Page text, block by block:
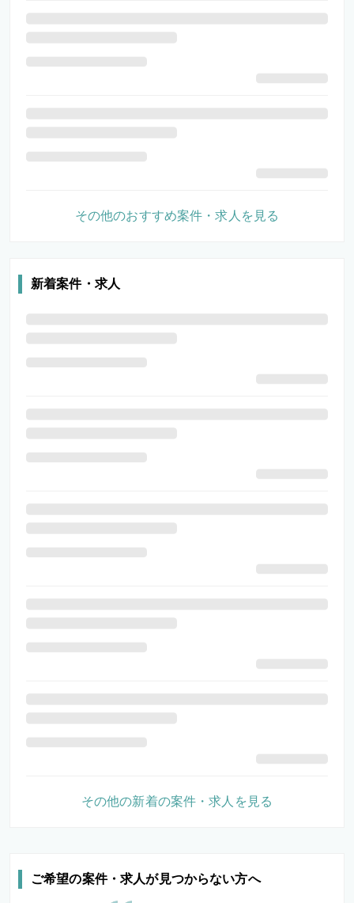
ご希望の案件・求人が見つからない方へ
その他のおすすめ案件・求人を見る
新着案件・求人
その他の新着の案件・求人を見る